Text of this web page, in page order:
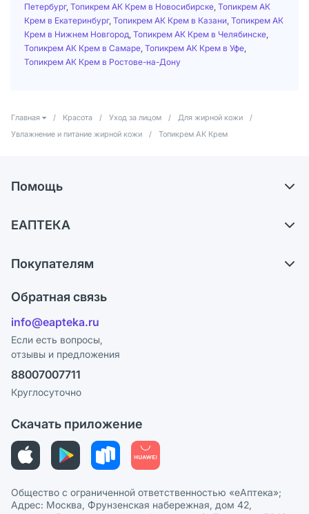
Петербург, Топикрем АК Крем в Новосибирске Топикрем АК
Крем в Екатеринбург, Топикрем АК Крем в Казани Топикрем АК
Крем в Нижнем Новгород Топикрем АК Крем в Челябинске
Топикрем АК Крем в Самаре Топикрем АК Крем в Уфе
Топикрем АК Крем в Ростове-на-Дону
Главная / Красота / Уход за лицом / Для жирной кожи
/
Увлажнение и питание жирной кожи
/ Топикрем АК Крем
Помощь
Самовывоз из аптек
Ответы на вопросы
Блог
ЕАПТЕКА
Карьера
Поставщики
Лицензия
Реклама на сайте
Ваши товары на ЕАПТЕКЕ
Покупателям
Программа СберСпасибо
Политика конфиденциальности
Пользовательское соглашение
Политика рекомендаций
Этика и соответствие
Политика в отношении обработки персональных данных
Обратная связь
info@eapteka.ru
Если есть вопросы,
отзывы и предложения
88007007711
Круглосуточно
Скачать приложение
Общество с ограниченной ответственностью «еАптека»;
Адрес: Москва, Фрунзенская набережная, дом 42,